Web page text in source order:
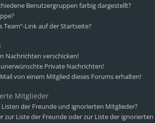
Benutzergruppen farbig dargestellt?
Team“-Link auf der Startseite?
Nachrichten verschicken!
Private Nachrichten!
von einem Mitglied dieses Forums erhalten!
Mitglieder
der Freunde und ignorierten Mitglieder?
zur Liste der Freunde oder zur Liste der